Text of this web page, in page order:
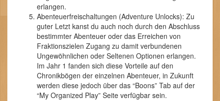
erlangen.
Abenteuerfreischaltungen (Adventure Unlocks): Zu
guter Letzt kanst du auch noch durch den Abschluss
bestimmter Abenteuer oder das Erreichen von
Fraktionszielen Zugang zu damit verbundenen
Ungewöhnlichen oder Seltenen Optionen erlangen.
Im Jahr 1 fanden sich diese Vorteile auf den
Chronikbögen der einzelnen Abenteuer, in Zukunft
werden diese jedoch über das “Boons” Tab auf der
“My Organized Play” Seite verfügbar sein.